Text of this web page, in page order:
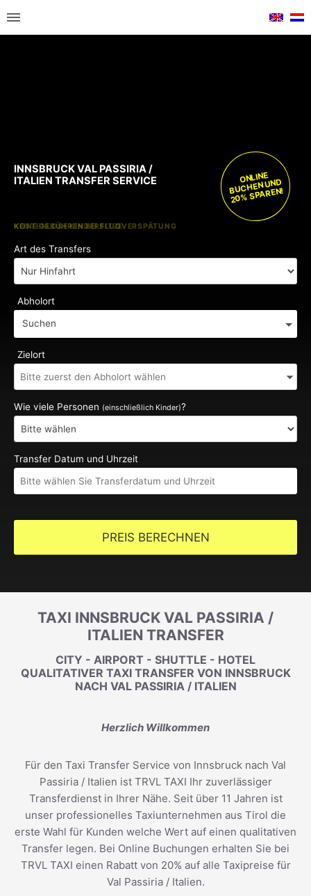
KOSTENLOSE KINDERSITZE
KEINE GEBÜHREN BEI FLUGVERSPÄTUNG
ONLINE
BUCHEN UND
20% SPAREN!
Art des Transfers
Abholort
Suchen
Zielort
Wie viele Personen (einschließlich Kinder)?
Transfer Datum und Uhrzeit
PREIS BERECHNEN
INNSBRUCK VAL PASSIRIA /
ITALIEN TRANSFER SERVICE
TAXI INNSBRUCK VAL PASSIRIA /
ITALIEN TRANSFER
CITY - AIRPORT - SHUTTLE - HOTEL
QUALITATIVER TAXI TRANSFER VON INNSBRUCK
NACH VAL PASSIRIA / ITALIEN
Herzlich Willkommen
Für den Taxi Transfer Service von Innsbruck nach Val
Passiria / Italien ist TRVL TAXI Ihr zuverlässiger
Transferdienst in Ihrer Nähe. Seit über 11 Jahren ist
unser professionelles Taxiunternehmen aus Tirol die
erste Wahl für Kunden welche Wert auf einen qualitativen
Transfer legen. Bei Online Buchungen erhalten Sie bei
TRVL TAXI einen Rabatt von 20% auf alle Taxipreise für
Val Passiria / Italien.